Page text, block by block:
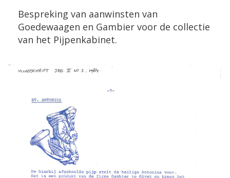
Bespreking van aanwinsten van
Goedewaagen en Gambier voor de collectie
van het Pijpenkabinet.